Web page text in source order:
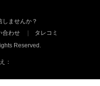
ませんか？
合わせ
タレコミ
Reserved.
：